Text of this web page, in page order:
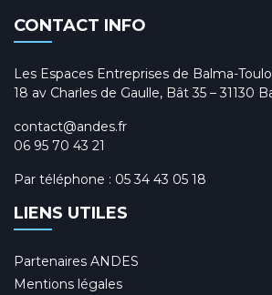
CONTACT INFO
Les Espaces Entreprises de Balma-
18 av Charles de Gaulle, Bât 35 – 31130
contact@andes.fr
06 95 70 43 21
Par téléphone : 05 34 43 05 18
LIENS UTILES
Partenaires ANDES
Mentions légales